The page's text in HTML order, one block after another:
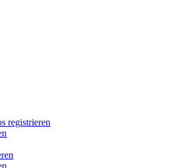
registrieren